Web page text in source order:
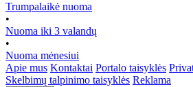
Trumpalaikė nuoma
•
Nuoma iki 3 valandų
•
Nuoma mėnesiui
Apie mus Kontaktai Portalo taisyklės
Skelbimų talpinimo taisyklės Reklama